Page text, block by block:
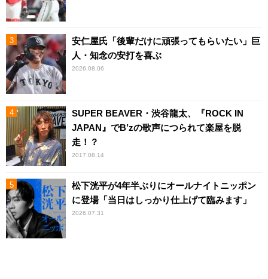
安仁屋氏「後輩だけに頑張ってもらいたい」巨
人・知念の安打を喜ぶ
2026.08.06
SUPER BEAVER・渋谷龍太、『ROCK IN
JAPAN』でB’zの歌声につられて楽屋を脱
走！？
2017.08.14
松下洸平が4年半ぶりにオールナイトニッポン
に登場「当日はしっかり仕上げて臨みます」
2026.07.31